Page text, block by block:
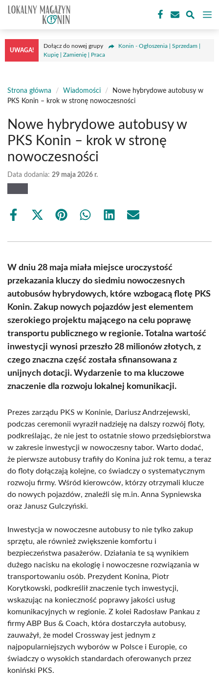
Przejdź
treści
UWAGA!
Dołącz do nowej grupy
Konin - Ogłoszenia | Sprzedam |
Kupię | Zamienię | Praca
Strona główna / Wiadomości /
Nowe hybrydowe autobusy w
PKS Konin – krok w stronę nowoczesności
Nowe hybrydowe autobusy w
PKS Konin – krok w stronę
nowoczesności
Data dodania: 29 maja 2026 r.
Share
Share
(Twitter)
Share Share Share Share
W dniu 28 maja miała miejsce uroczystość
przekazania kluczy do siedmiu nowoczesnych
autobusów hybrydowych, które wzbogacą flotę PKS
Konin. Zakup nowych pojazdów jest elementem
szerokiego projektu mającego na celu poprawę
transportu publicznego w regionie. Totalna wartość
inwestycji wynosi przeszło 28 milionów złotych, z
czego znaczna część została sfinansowana z
unijnych dotacji. Wydarzenie to ma kluczowe
znaczenie dla rozwoju lokalnej komunikacji.
Prezes zarządu PKS w Koninie, Dariusz Andrzejewski,
podczas ceremonii wyraził nadzieję na dalszy rozwój floty,
podkreślając, że nie jest to ostatnie słowo przedsiębiorstwa
w zakresie inwestycji w nowoczesny tabor. Warto dodać,
że pierwsze autobusy trafiły do Konina już rok temu, a teraz
do floty dołączają kolejne, co świadczy o systematycznym
rozwoju firmy. Wśród kierowców, którzy otrzymali klucze
do nowych pojazdów, znaleźli się m.in. Anna Sypniewska
oraz Janusz Gulczyński.
Inwestycja w nowoczesne autobusy to nie tylko zakup
sprzętu, ale również zwiększenie komfortu i
bezpieczeństwa pasażerów. Działania te są wynikiem
dużego nacisku na ekologię i nowoczesne rozwiązania w
transportowaniu osób. Prezydent Konina, Piotr
Korytkowski, podkreślił znaczenie tych inwestycji,
wskazując na konieczność poprawy jakości usług
komunikacyjnych w regionie. Z kolei Radosław Pankau z
firmy ABP Bus & Coach, która dostarczyła autobusy,
zauważył, że model Crossway jest jednym z
najpopularniejszych wyborów w Polsce i Europie, co
świadczy o wysokich standardach oferowanych przez
koniński PKS.